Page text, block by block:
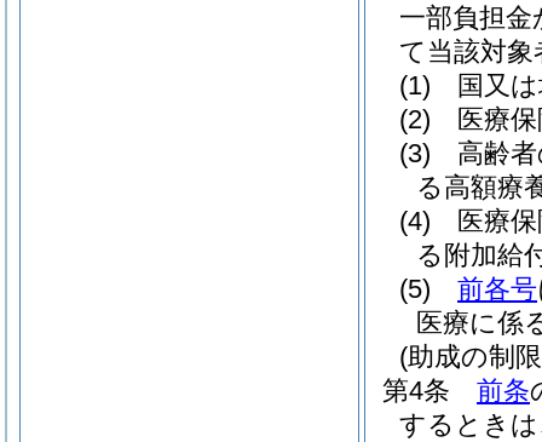
一部負担
て当該対
(1)
国又
(2)
医療
(3)
高齢
る高額療
(4)
医療
る附加給
(5)
前各号
医療に係
(助成の制
第4条
前条
するとき